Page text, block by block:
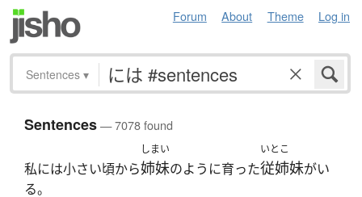
Forum About Theme Log in
Sentences ▾
Sentences— 7078 found
私には小さい頃から
しまい
姉妹のように育った
いとこ
従姉妹がい
る。